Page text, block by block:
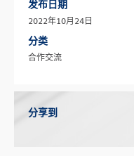
发布日期
2022年10月24日
分类
合作交流
分享到